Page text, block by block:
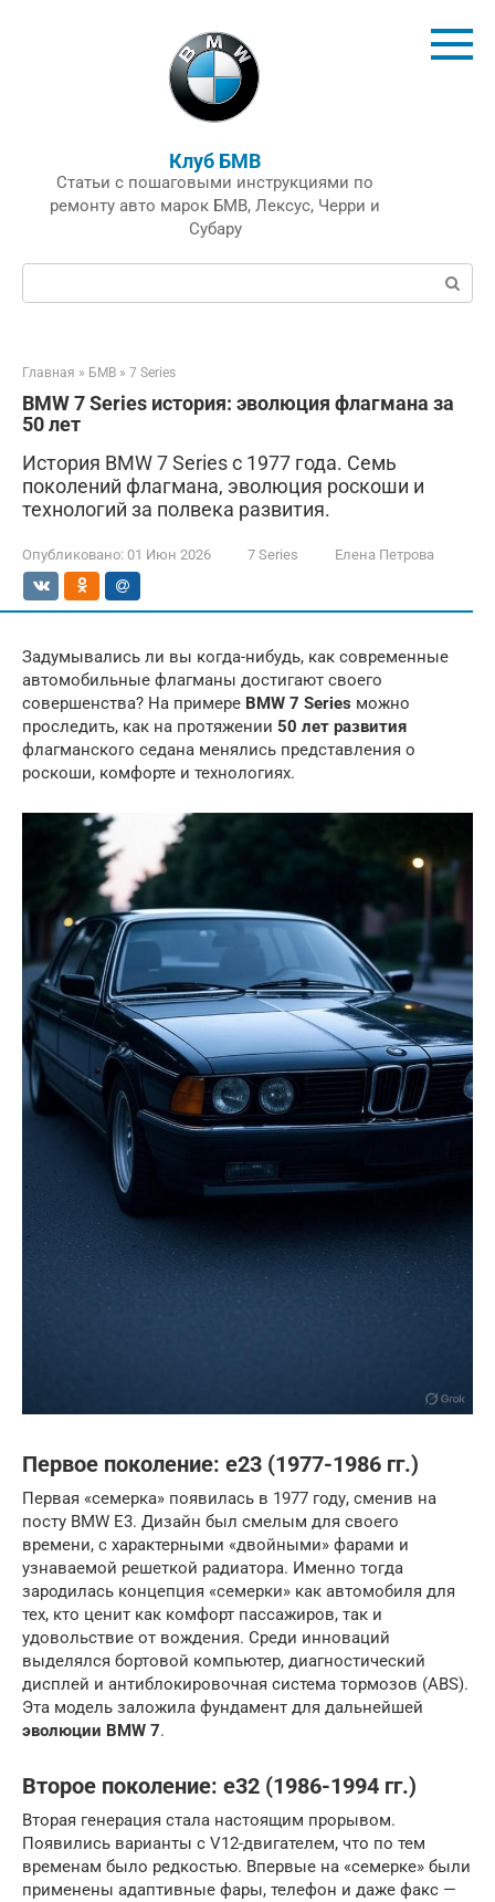
Клуб БМВ
Статьи с пошаговыми инструкциями по
ремонту авто марок БМВ, Лексус, Черри и
Субару
Поиск:
Главная » БМВ » 7 Series
BMW 7 Series история: эволюция флагмана за
50 лет
История BMW 7 Series с 1977 года. Семь
поколений флагмана, эволюция роскоши и
технологий за полвека развития.
Опубликовано: 01 Июн 2026 7 Series Елена Петрова
Задумывались ли вы когда-нибудь, как современные
автомобильные флагманы достигают своего
совершенства? На примере BMW 7 Series можно
проследить, как на протяжении 50 лет развития
флагманского седана менялись представления о
роскоши, комфорте и технологиях.
Первое поколение: e23 (1977-1986 гг.)
Первая «семерка» появилась в 1977 году, сменив на
посту BMW E3. Дизайн был смелым для своего
времени, с характерными «двойными» фарами и
узнаваемой решеткой радиатора. Именно тогда
зародилась концепция «семерки» как автомобиля для
тех, кто ценит как комфорт пассажиров, так и
удовольствие от вождения. Среди инноваций
выделялся бортовой компьютер, диагностический
дисплей и антиблокировочная система тормозов (ABS).
Эта модель заложила фундамент для дальнейшей
эволюции BMW 7.
Второе поколение: e32 (1986-1994 гг.)
Вторая генерация стала настоящим прорывом.
Появились варианты с V12-двигателем, что по тем
временам было редкостью. Впервые на «семерке» были
применены адаптивные фары, телефон и даже факс —